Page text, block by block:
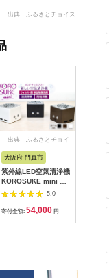
出典：ふるさとチョイス
出典：ふるさとチョイ
大阪府 門真市
紫外線LED空気清浄機
KOROSUKE mini 卓
上 コンパクト 空気清
浄機 除菌【活性酸素
有害物質分解 メンテ
5.0
寄付金額: 54,000 円
【
定